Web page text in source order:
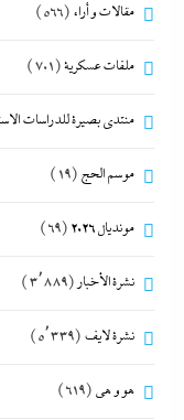
مقالات و أراء (566)
ملفات عسكرية(701)
منتدى بصيرة للدراسات
موسم الحج (19)
مونديال 2026 (69)
نشرة الأخبار (3٬889)
نشرة لايف (5٬339)
هو و هي (619)